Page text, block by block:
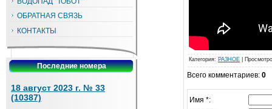
ОБРАТНАЯ СВЯЗЬ
КОНТАКТЫ
Последние номера
18 август 2023 г. № 33
(10387)
Категория: РАЗНОЕ
Всего комментариев: 0
Имя *: